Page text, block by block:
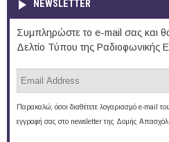
NEWSLETTER
Συμπληρώστε το e-mail σας και
Δελτίο Τύπου της Ραδιοφωνικής
Παρακαλώ, όσοι διαθέτετε λογαριασμό e-mail
εγγραφή σας στο newsletter της Δομής